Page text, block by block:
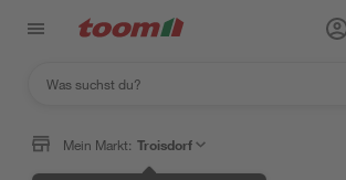
Mein Markt: Troisdorf